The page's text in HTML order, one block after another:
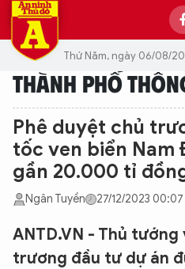
Thứ Năm, ngày 06/08/
THÀNH PHỐ
Phê duyệt chủ
tốc ven biển Nam
gần 20.000 tỉ
Ngân Tuyền 27/12/2023 00:07
ANTD.VN - Thủ
trương đầu tư dự án